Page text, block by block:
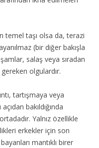
temel taşı olsa da, terazi
(bir diğer bakışla
salaş veya sıradan
olgulardır.
tartışmaya veya
bakıldığında
Yalnız özellikle
erkekler için son
mantıklı birer